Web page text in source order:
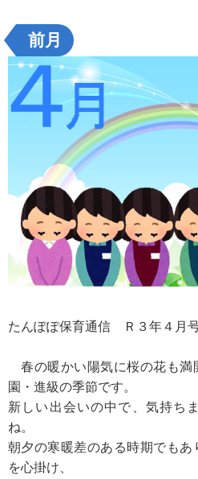
前月
たんぽぽ保育通信 Ｒ３年４月
春の暖かい陽気に桜の花も満
園・進級の季節です。
新しい出会いの中で、気持ち
ね。
朝夕の寒暖差のある時期でも
を心掛け、